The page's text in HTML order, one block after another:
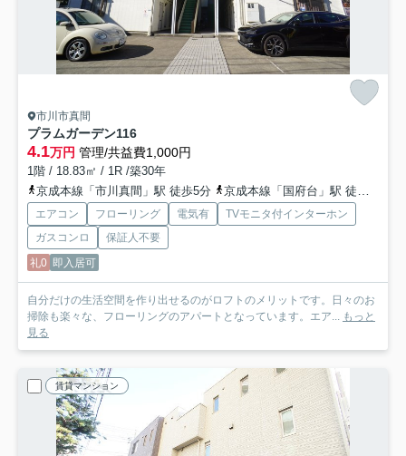
市川市真間
プラムガーデン116
4.1万円 管理/共益費1,000円
1階 / 18.83㎡ / 1R /築30年
京成本線「市川真間」駅 徒歩5分
京成本線「国府台」駅 徒歩16分
エアコン フローリング 電気有
TVモニタ付インターホン
ガスコンロ
保証人不要
礼0 即入居可
自分だけの生活空間を作り出せるのがロフトのメリットです。日々のお
掃除も楽々な、フローリングのアパートとなっています。エア... もっと
見る
賃貸マンション